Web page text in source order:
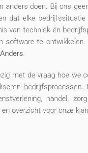
anders doen. Bij ons
dat elke
van techniek én
software te
.
met de vraag hoe we
handel,
overzicht voor onze